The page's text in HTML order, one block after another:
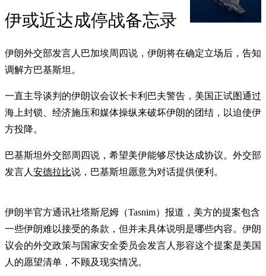
伊或近达成停战备忘录
伊朗外交部发言人巴加埃周四说，伊朗将在确定立场后，告知
调解方巴基斯坦。
一直主导谈判的伊朗议会议长卡利巴夫警告，美国正试图通过
海上封锁、经济施压和媒体操纵来破坏伊朗的团结，以迫使伊
方投降。
巴基斯坦外交部周四说，希望美伊能够尽快达成协议。外交部
发言人 安德拉比说，巴基斯坦愿意为对话提供便利。
伊朗半官方通讯社塔斯尼姆（Tasnim）报道，美方的提案包含
一些伊朗难以接受的条款，但并未具体说明是哪些内容。伊朗
议会的外交政策与国家安全委员会发言人形容这个提案是美国
人的愿望清单，不顾及现实情况。